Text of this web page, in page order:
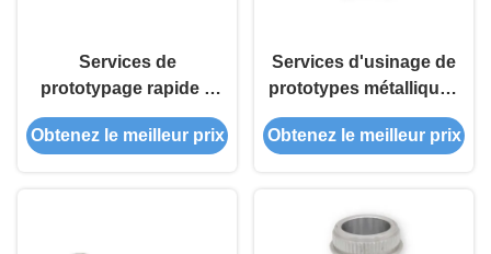
Services de
prototypage rapide à
grande vitesse
personnalisés avec
Obtenez le meilleur prix
Services d'usinage de
prototypes métalliques
sur mesure Polissage
de miroirs finition
Obtenez le meilleur prix